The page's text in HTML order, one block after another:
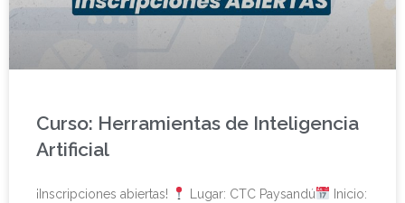
Curso: Herramientas de Inteligencia
Artificial
¡Inscripciones abiertas! Lugar: CTC Paysandú
Inicio: